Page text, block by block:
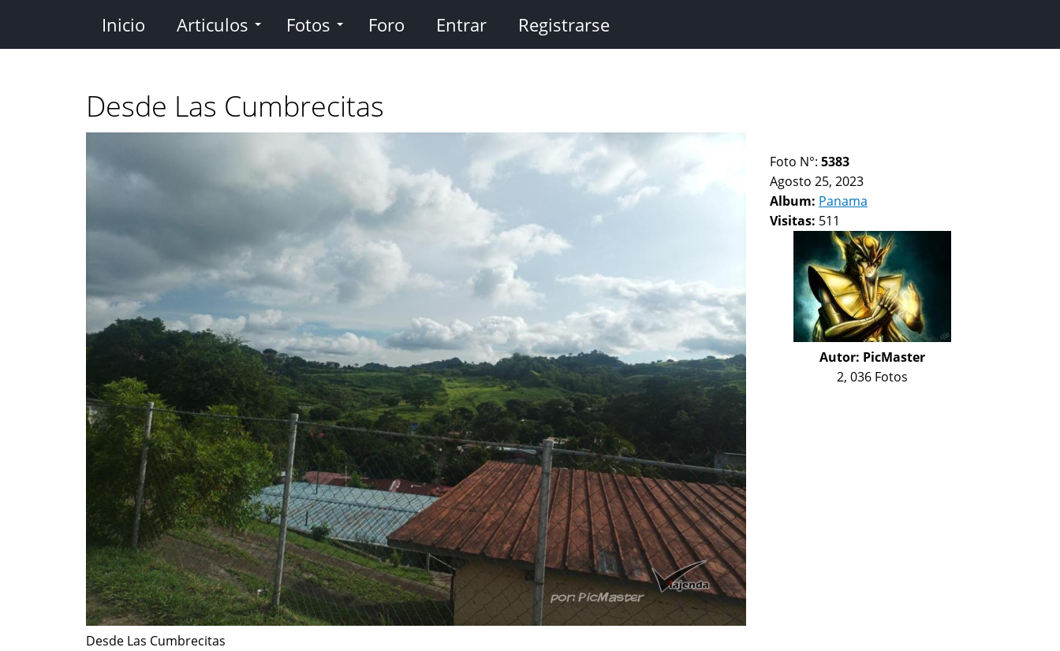
contenido
Inicio Articulos Fotos Foro Entrar Registrarse
Desde Las Cumbrecitas
Desde Las Cumbrecitas
Foto N°: 5383
Agosto 25, 2023
Album: Panama
Visitas: 511
Autor: PicMaster
2, 036 Fotos